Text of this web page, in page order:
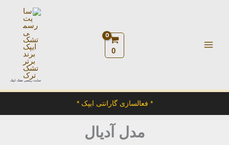
0
سایت رسمی تشک ایپک
* فعالسازی گارانتی ایپک *
مدل آدیال